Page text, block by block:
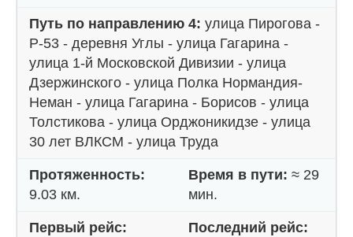
Путь по направлению 4: улица Пирогова -
Р-53 - деревня Углы - улица Гагарина -
улица 1-й Московской Дивизии - улица
Дзержинского - улица Полка Нормандия-
Неман - улица Гагарина - Борисов - улица
Толстикова - улица Орджоникидзе - улица
30 лет ВЛКСМ - улица Труда
Протяженность:
9.03 км.
Время в пути: ≈ 29
мин.
Первый рейс:
Последний рейс: